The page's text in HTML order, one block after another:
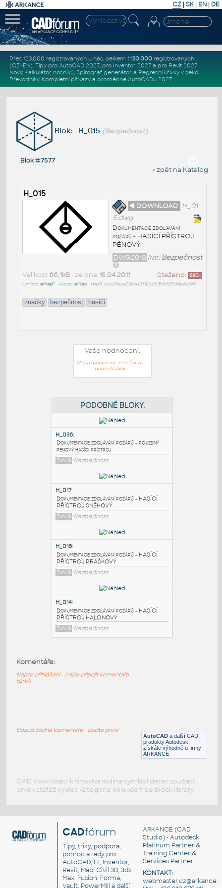
CZ | SK| EN | DE
Přes 123.000 registrovaných u nás, celkem 1.130.000registrovaných
(CZ+EN). Tipy pro AutoCAD 2027, pro Inventor 2027a pro Revit 2027.
Nový Kalkulátor nosníků, Spirograf generátor a Regresní křivkyv sekci
Převodníky. Kompletní příkazya proměnné AutoCADu 2027.
Blok: H_015 (Bezpečnost)
Blok #7577
« zpět na Katalog
H_015
◄ DOWNLOAD H_01
5.dwg
Dokumentace zdolávání
požárů - HASÍCÍ PŘÍSTROJ
PĚNOVÝ
kat:Bezpečnost
DWG2010
Staženo: 680x
Velikost 66,1kB• ze dne 15.04.2011
Umístil:artap^ • Autor:artap• md5: acc2bca29fcd2f42a50b1d25d8efc94f
značky bezpečnost hasiči
Vaše hodnocení:
Nejste přihlášeni - nemůžete
hodnotit blok
PODOBNÉ BLOKY
H_036:
Dokumentace zdolávání požárů - pojízdný
pěnový hasící přístroj
DWG Bezpečnost
H_017:
Dokumentace zdolávání požárů - HASÍCÍ
PŘÍSTROJ SNĚHOVÝ
DWG Bezpečnost
DWG Bezpečnost
PŘÍSTROJ HALONOVÝ
AutoCAD a další CAD
produkty Autodesk
získáte výhodně u firmy
ARKANCE
Komentáře:
Nejste přihlášeni - nelze připojit komentáře
bloků
Dosud žádné komentáře - buďte první
CAD download: knihovna rodina symbol detail součást
prvek stafáž výkres kategorie kolekce free block library
CADfórum
Tipy, triky, podpora,
pomoc a rady pro
AutoCAD, LT, Inventor,
Revit, Map, Civil 3D, 3ds
Max, Fusion, Forma,
Vault, PowerMill a další
ARKANCE (CAD
Studio) - Autodesk
Platinum Partner &
Training Center &
Services Partner
KONTAKT: